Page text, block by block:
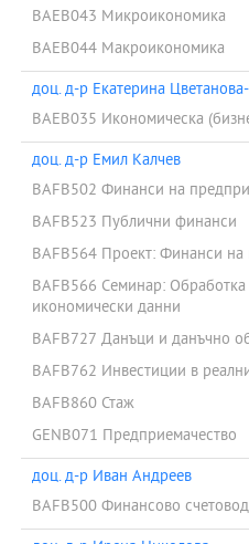
BAEB043 Микроикономика
BAEB044 Макроикономика
доц. д-р Екатерина Цветанова-
BAEB035 Икономическа
доц. д-р Емил Калчев
BAFB502 Финанси на
BAFB523 Публични финанси
BAFB564 Проект: Финанси на
BAFB566 Семинар: Обработка
икономически данни
BAFB727 Данъци и данъчно
BAFB762 Инвестиции в
BAFB860 Стаж
GENB071 Предприемачество
доц. д-р Иван Андреев
BAFB500 Финансово